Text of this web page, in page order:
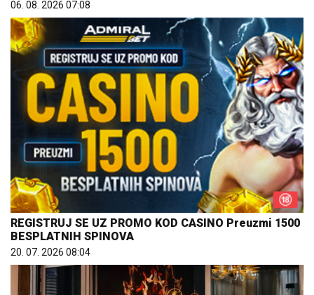
06. 08. 2026 07:08
REGISTRUJ SE UZ PROMO KOD CASINO Preuzmi 1500
BESPLATNIH SPINOVA
20. 07. 2026 08:04